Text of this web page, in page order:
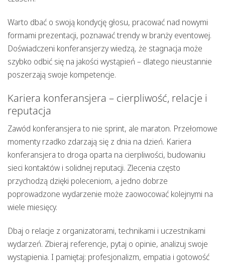
Warto dbać o swoją kondycję głosu, pracować nad nowymi
formami prezentacji, poznawać trendy w branży eventowej.
Doświadczeni konferansjerzy wiedzą, że stagnacja może
szybko odbić się na jakości wystąpień – dlatego nieustannie
poszerzają swoje kompetencje.
Kariera konferansjera – cierpliwość, relacje i
reputacja
Zawód konferansjera to nie sprint, ale maraton. Przełomowe
momenty rzadko zdarzają się z dnia na dzień. Kariera
konferansjera to droga oparta na cierpliwości, budowaniu
sieci kontaktów i solidnej reputacji. Zlecenia często
przychodzą dzięki poleceniom, a jedno dobrze
poprowadzone wydarzenie może zaowocować kolejnymi na
wiele miesięcy.
Dbaj o relacje z organizatorami, technikami i uczestnikami
wydarzeń. Zbieraj referencje, pytaj o opinie, analizuj swoje
wystąpienia. I pamiętaj: profesjonalizm, empatia i gotowość